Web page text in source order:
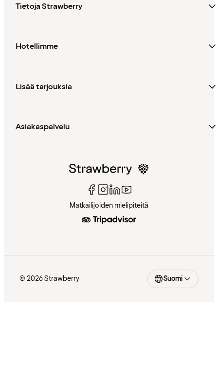
Tietoja Strawberry
Hotellimme
Lisää tarjouksia
Asiakaspalvelu
Matkailijoiden mielipiteitä
© 2026 Strawberry Suomi